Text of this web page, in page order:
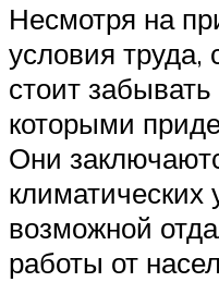
Несмотря на
условия труда,
стоит
которыми
Они
климатических
возможной
работы от